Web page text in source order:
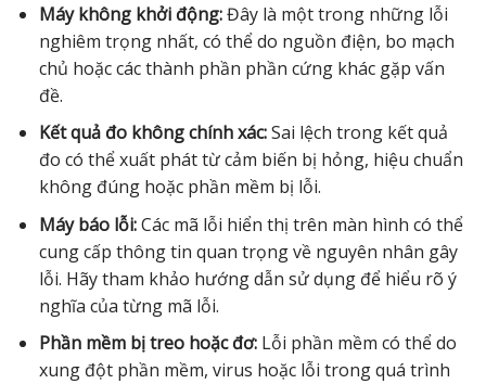
Máy không khởi động:Đây là một trong những lỗi
nghiêm trọng nhất, có thể do nguồn điện, bo mạch
chủ hoặc các thành phần phần cứng khác gặp vấn
đề.
Kết quả đo không chính xác:Sai lệch trong kết quả
đo có thể xuất phát từ cảm biến bị hỏng, hiệu chuẩn
không đúng hoặc phần mềm bị lỗi.
Máy báo lỗi:Các mã lỗi hiển thị trên màn hình có thể
cung cấp thông tin quan trọng về nguyên nhân gây
lỗi. Hãy tham khảo hướng dẫn sử dụng để hiểu rõ ý
nghĩa của từng mã lỗi.
Phần mềm bị treo hoặc đơ:Lỗi phần mềm có thể do
xung đột phần mềm, virus hoặc lỗi trong quá trình